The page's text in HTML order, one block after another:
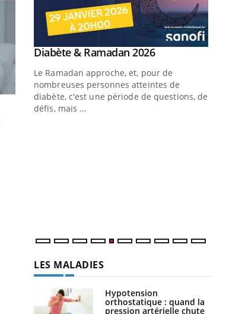
Grossesse à risque : ce jus naturel
Youtube
Diabète & Ramadan 2026Youtube
Le Ramadan approche, et, pour de
nombreuses personnes atteintes de
diabète, c'est une période de questions, de
défis, mais ...
LES MALADIES
Hypotension
orthostatique : quand la
pression artérielle chute